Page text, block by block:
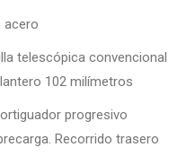
acero
telescópica convencional
102 milímetros
progresivo
Recorrido trasero